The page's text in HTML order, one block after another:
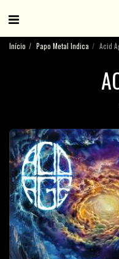
Início Papo Metal Indica Acid